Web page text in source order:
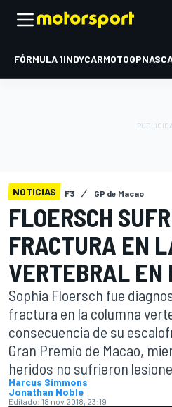
FÓRMULA 1INDYCARMOTOGP
NOTICIAS F3 GP de Macao
FLOERSCH
FRACTURA EN
VERTEBRAL EN
Sophia Floersch fue
fractura en la columna
consecuencia de su
Gran Premio de Macao,
heridos no sufrieron
Marcus Simmons
Jonathan Noble
Editado: 18 nov 2018, 23:19